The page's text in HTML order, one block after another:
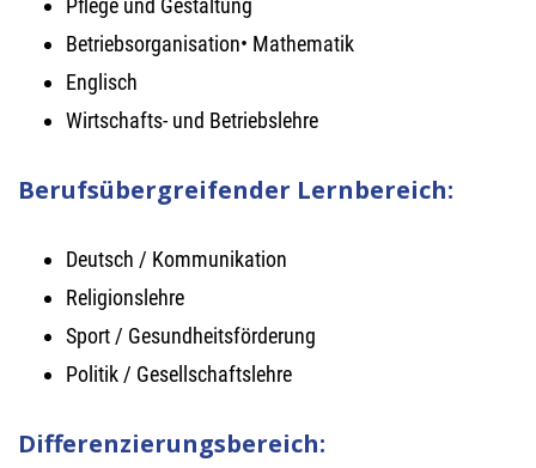
Pflege und Gestaltung
Betriebsorganisation• Mathematik
Englisch
Wirtschafts- und Betriebslehre
Berufsübergreifender Lernbereich:
Deutsch / Kommunikation
Religionslehre
Sport / Gesundheitsförderung
Politik / Gesellschaftslehre
Differenzierungsbereich: